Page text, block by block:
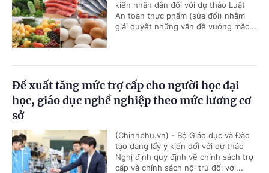
kiến nhân dân đối với dự thảo Luật
An toàn thực phẩm (sửa đổi) nhằm
giải quyết những vấn đề vướng mắc...
Đề xuất tăng mức trợ cấp cho người học đại
học, giáo dục nghề nghiệp theo mức lương cơ
sở
(Chinhphu.vn) - Bộ Giáo dục và Đào
tạo đang lấy ý kiến đối với dự thảo
Nghị định quy định về chính sách trợ
cấp và chính sách nội trú đối với...